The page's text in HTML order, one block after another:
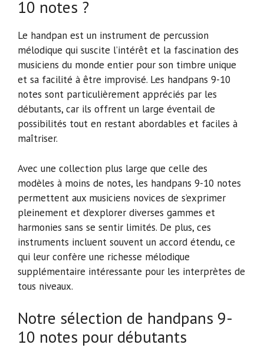
10 notes ?
Le handpan est un instrument de percussion
mélodique qui suscite l’intérêt et la fascination des
musiciens du monde entier pour son timbre unique
et sa facilité à être improvisé. Les handpans 9-10
notes sont particulièrement appréciés par les
débutants, car ils offrent un large éventail de
possibilités tout en restant abordables et faciles à
maîtriser.
Avec une collection plus large que celle des
modèles à moins de notes, les handpans 9-10 notes
permettent aux musiciens novices de s’exprimer
pleinement et d’explorer diverses gammes et
harmonies sans se sentir limités. De plus, ces
instruments incluent souvent un accord étendu, ce
qui leur confère une richesse mélodique
supplémentaire intéressante pour les interprètes de
tous niveaux.
Notre sélection de handpans 9-
10 notes pour débutants